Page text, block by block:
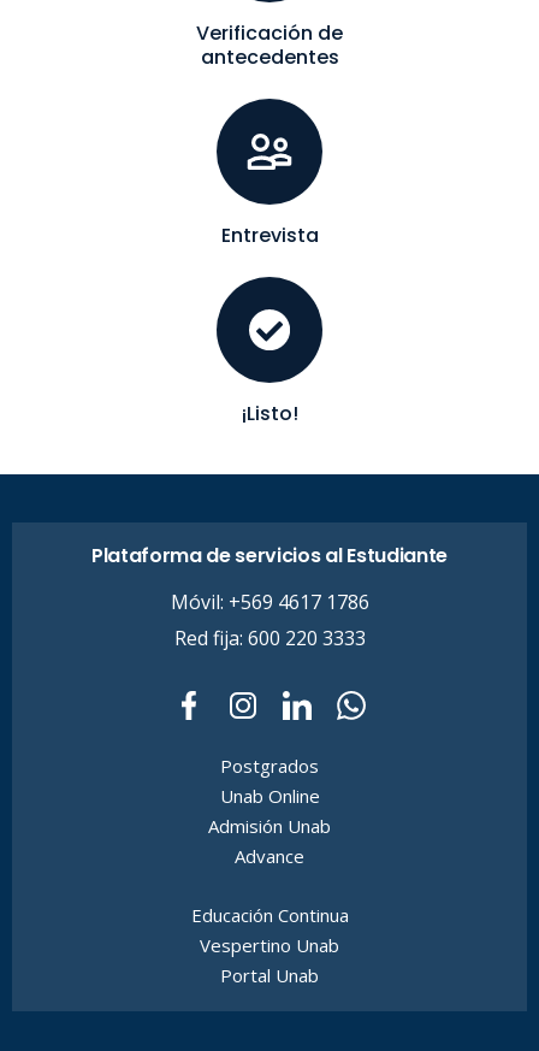
Verificación de
antecedentes
Entrevista
¡Listo!